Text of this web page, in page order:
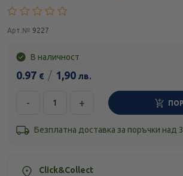
Арт.№ 9227
В наличност
0.97 € / 1,90 лв.
- +
Безплатна доставка за поръчки над
Click&Collect